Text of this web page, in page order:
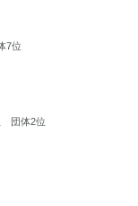
7位
団体2位